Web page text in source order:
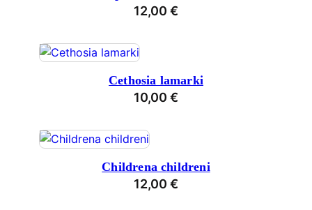
12,00 €
Cethosia lamarki
10,00 €
Childrena childreni
12,00 €